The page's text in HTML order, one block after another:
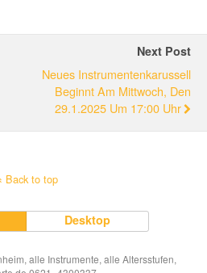
Next Post
Neues Instrumentenkarussell
Beginnt Am Mittwoch, Den
29.1.2025 Um 17:00 Uhr
Back to top
Desktop
alle Instrumente, alle Altersstufen,